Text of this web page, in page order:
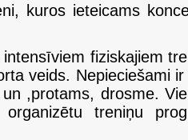
kuros ieteicams
fiziskajiem
veids. Nepieciešami
,protams, drosme.
treniņu